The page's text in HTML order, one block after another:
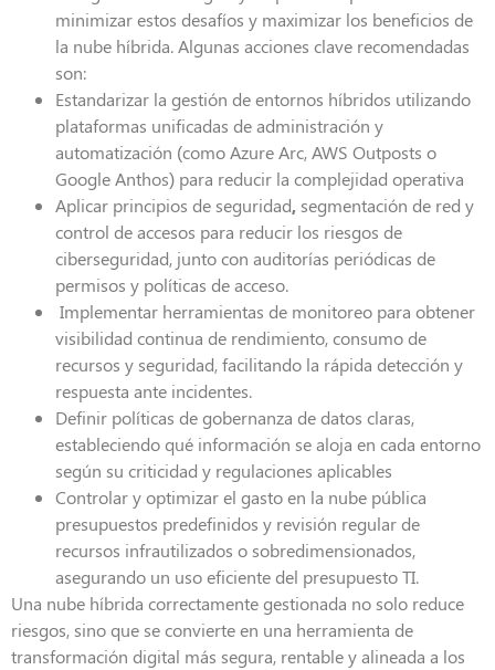
minimizar estos desafíos y maximizar los beneficios de
la nube híbrida. Algunas acciones clave recomendadas
son:
Estandarizar la gestión de entornos híbridos utilizando
plataformas unificadas de administración y
automatización (como Azure Arc, AWS Outposts o
Google Anthos) para reducir la complejidad operativa
Aplicar principios de seguridad, segmentación de red y
control de accesos para reducir los riesgos de
ciberseguridad, junto con auditorías periódicas de
permisos y políticas de acceso.
Implementar herramientas de monitoreo para obtener
visibilidad continua de rendimiento, consumo de
recursos y seguridad, facilitando la rápida detección y
respuesta ante incidentes.
Definir políticas de gobernanza de datos claras,
estableciendo qué información se aloja en cada entorno
según su criticidad y regulaciones aplicables
Controlar y optimizar el gasto en la nube pública
presupuestos predefinidos y revisión regular de
recursos infrautilizados o sobredimensionados,
asegurando un uso eficiente del presupuesto TI.
Una nube híbrida correctamente gestionada no solo reduce
riesgos, sino que se convierte en una herramienta de
transformación digital más segura, rentable y alineada a los